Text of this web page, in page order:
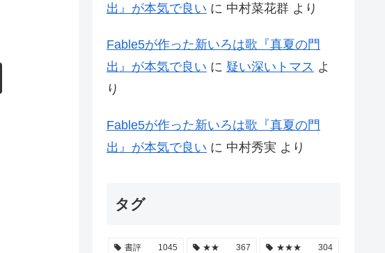
出』が本気で良い に 中村菜花群 より
Fable5が作った新いろは歌『真夏の門
出』が本気で良い に 疑い深いトマス よ
り
Fable5が作った新いろは歌『真夏の門
出』が本気で良い に 中村秀実 より
タグ
書評 1045 ★★ 367 ★★★ 304